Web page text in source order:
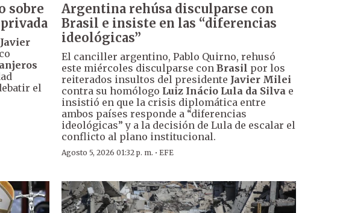
sobre
Javier
el
Argentina rehúsa disculparse con
Brasil e insiste en las “diferencias
ideológicas”
El canciller argentino, Pablo Quirno, rehusó
este miércoles disculparse con Brasil por los
reiterados insultos del presidente Javier Milei
contra su homólogo Luiz Inácio Lula da Silva e
insistió en que la crisis diplomática entre
ambos países responde a “diferencias
ideológicas” y a la decisión de Lula de escalar el
conflicto al plano institucional.
Agosto 5, 2026 01:32 p. m. · EFE